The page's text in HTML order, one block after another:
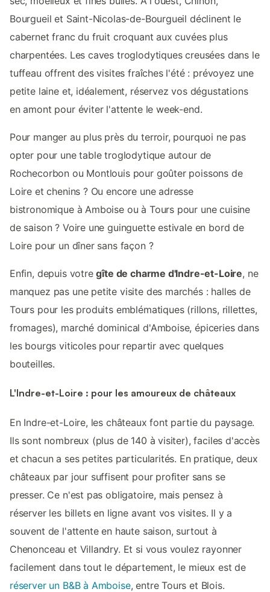
Bourgueil et Saint-Nicolas-de-Bourgueil déclinent le
cabernet franc du fruit croquant aux cuvées plus
charpentées. Les caves troglodytiques creusées dans le
tuffeau offrent des visites fraîches l'été : prévoyez une
petite laine et, idéalement, réservez vos dégustations
en amont pour éviter l'attente le week-end.
Pour manger au plus près du terroir, pourquoi ne pas
opter pour une table troglodytique autour de
Rochecorbon ou Montlouis pour goûter poissons de
Loire et chenins ? Ou encore une adresse
bistronomique à Amboise ou à Tours pour une cuisine
de saison ? Voire une guinguette estivale en bord de
Loire pour un dîner sans façon ?
Enfin, depuis votregîte de charme d'Indre-et-Loire, ne
manquez pas une petite visite des marchés : halles de
Tours pour les produits emblématiques (rillons, rillettes,
fromages), marché dominical d'Amboise, épiceries dans
les bourgs viticoles pour repartir avec quelques
bouteilles.
L'Indre-et-Loire : pour les amoureux de châteaux
En Indre-et-Loire, les châteaux font partie du paysage.
Ils sont nombreux (plus de 140 à visiter), faciles d'accès
et chacun a ses petites particularités. En pratique, deux
châteaux par jour suffisent pour profiter sans se
presser. Ce n'est pas obligatoire, mais pensez à
réserver les billets en ligne avant vos visites. Il y a
souvent de l'attente en haute saison, surtout à
Chenonceau et Villandry. Et si vous voulez rayonner
facilement dans tout le département, le mieux est de
réserver un B&B à Amboise, entre Tours et Blois.